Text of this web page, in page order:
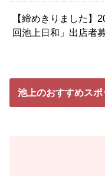
【締めきりました】
回池上日和」出店者
池上のおすすめスポ